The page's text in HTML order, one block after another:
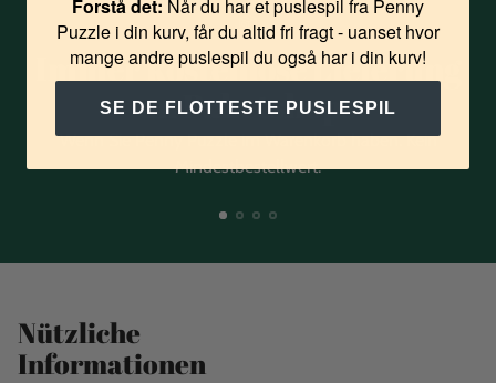
Immer kostenlose Lieferung
an Paketshops
Wenn Sie Penny Puzzle im Warenkorb haben. Kein
Mindestbestellwert.
Nützliche
Informationen
Forstå det: Når du har et puslespil fra Penny
Puzzle i din kurv, får du altid fri fragt - uanset hvor
mange andre puslespil du også har i din kurv!
SE DE FLOTTESTE PUSLESPIL